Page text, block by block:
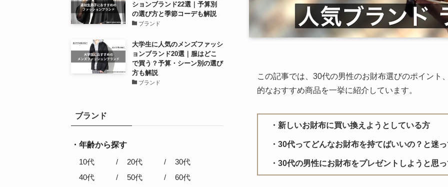
この記事では、30代の男性のお財布選びのポイント
的なおすすめ商品を一挙に紹介しています。
新しいお財布に買い換えようとしている方
30代ってどんなお財布を持てばいいの？と迷
30代の男性にお財布をプレゼントしようと思
ションブランド22選｜予算別
の選び方と季節コーデも解説
ブランド
大学生に人気のメンズファッシ
ョンブランド20選｜服はどこ
で買う？予算・シーン別の選び
方も解説
ブランド
ブランド
年齢から探す
10代
20代
30代
40代
50代
60代